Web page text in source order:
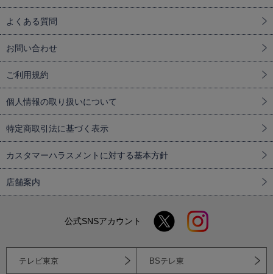
よくある質問
お問い合わせ
ご利用規約
個人情報の取り扱いについて
特定商取引法に基づく表示
カスタマーハラスメントに対する基本方針
店舗案内
公式SNSアカウント
テレビ東京 BSテレ東